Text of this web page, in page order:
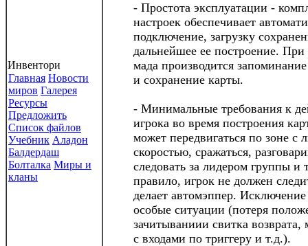
Инвентори
Главная Новости
миров Галерея
Ресурсы
Предложить
Список файлов
Учебник Аладон
Балдердаш
Болталка Миры и
кланы
- Простота эксплуатации -
настроек обеспечивает
подключение, загрузку
дальнейшее ее построение. При
мада производится
и сохранение карты.
- Минимальные требования к
игрока во время построения
может передвигаться по зоне с
скоростью, сражаться,
следовать за лидером группы и
правило, игрок не должен
делает автомэппер.
особые ситуации (потеря
зачитываниии свитка
с входами по триггеру и т.д.).